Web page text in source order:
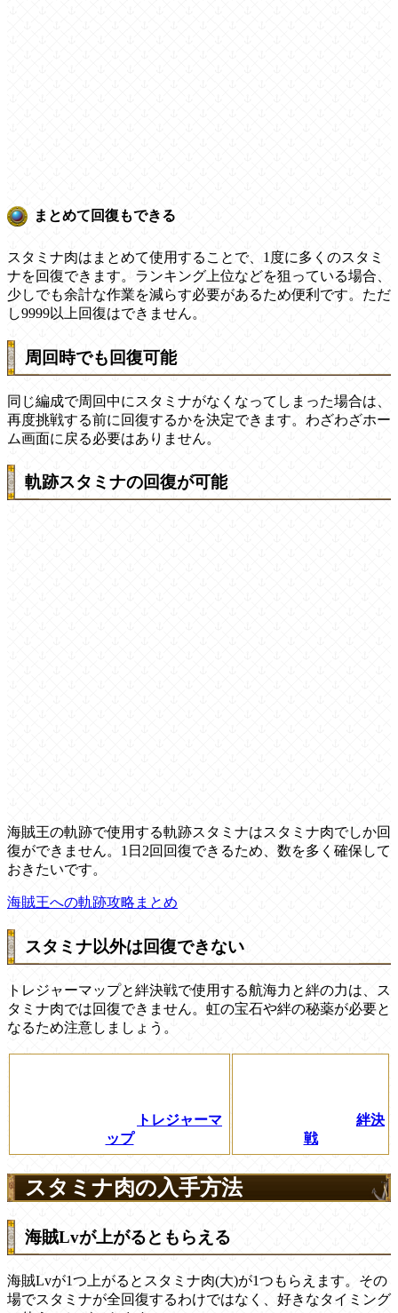
まとめて回復もできる
スタミナ肉はまとめて使用することで、1度に多くのスタミ
ナを回復できます。ランキング上位などを狙っている場合、
少しでも余計な作業を減らす必要があるため便利です。ただ
し9999以上回復はできません。
周回時でも回復可能
同じ編成で周回中にスタミナがなくなってしまった場合は、
再度挑戦する前に回復するかを決定できます。わざわざホー
ム画面に戻る必要はありません。
軌跡スタミナの回復が可能
海賊王の軌跡で使用する軌跡スタミナはスタミナ肉でしか回
復ができません。1日2回回復できるため、数を多く確保して
おきたいです。
海賊王への軌跡攻略まとめ
スタミナ以外は回復できない
トレジャーマップと絆決戦で使用する航海力と絆の力は、ス
タミナ肉では回復できません。虹の宝石や絆の秘薬が必要と
なるため注意しましょう。
トレジャーマ
ップ
絆決
戦
スタミナ肉の入手方法
海賊Lvが上がるともらえる
海賊Lvが1つ上がるとスタミナ肉(大)が1つもらえます。その
場でスタミナが全回復するわけではなく、好きなタイミング